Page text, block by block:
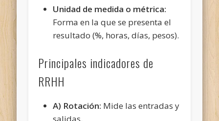
Unidad de medida o métrica:
Forma en la que se presenta el
resultado (%, horas, días, pesos).
Principales indicadores de
RRHH
A) Rotación: Mide las entradas y
salidas.